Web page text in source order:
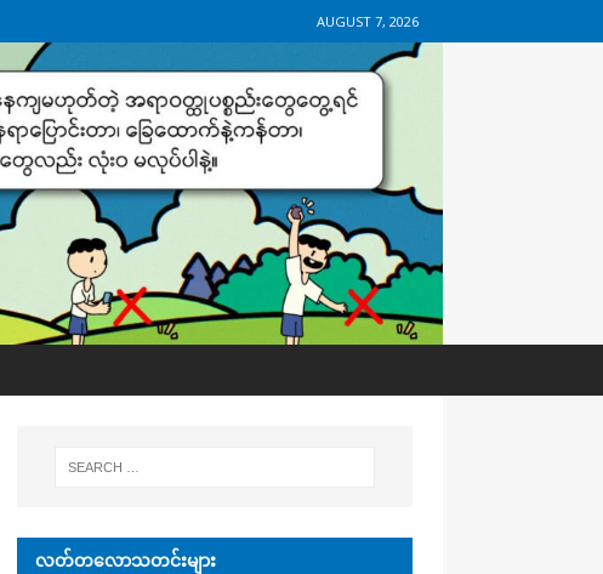
AUGUST 7, 2026
လတ်တလောသတင်းများ